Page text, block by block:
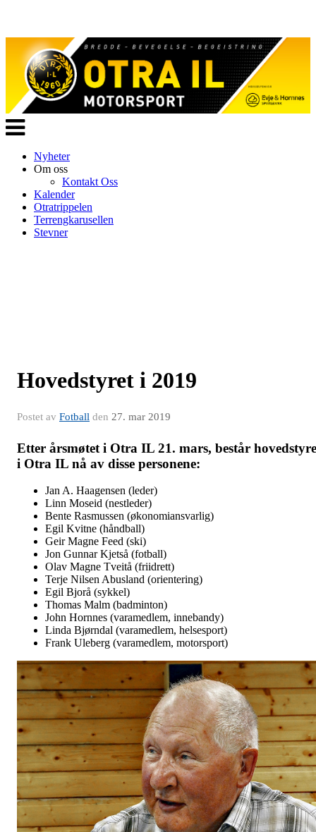
Veksle
navigasjon
Nyheter
Om oss
Kontakt Oss
Kalender
Otratrippelen
Terrengkarusellen
Stevner
Hovedstyret i 2019
Postet av Fotball den 27. mar 2019
Etter årsmøtet i Otra IL 21. mars, består
i Otra IL nå av disse personene:
Jan A. Haagensen (leder)
Linn Moseid (nestleder)
Bente Rasmussen (økonomiansvarlig)
Egil Kvitne (håndball)
Geir Magne Feed (ski)
Jon Gunnar Kjetså (fotball)
Olav Magne Tveitå (friidrett)
Terje Nilsen Abusland (orientering)
Egil Bjorå (sykkel)
Thomas Malm (badminton)
John Hornnes (varamedlem, innebandy)
Linda Bjørndal (varamedlem, helsesport)
Frank Uleberg (varamedlem, motorsport)